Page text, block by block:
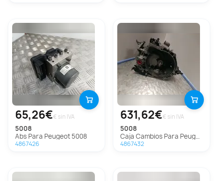
65,26€€ sin IVA
5008
Abs Para Peugeot 5008
4867426
631,62€€ sin IVA
5008
Caja Cambios Para Peugeot 5008
4867432